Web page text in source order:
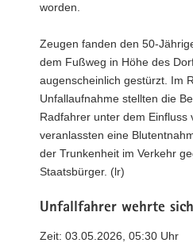
worden.
Zeugen fanden den 50-
dem Fußweg in Höhe des
augenscheinlich gestürzt. Im
Unfallaufnahme stellten die
Radfahrer unter dem Einfluss
veranlassten eine
der Trunkenheit im Verkehr
Staatsbürger. (lr)
Unfallfahrer wehrte sich
Zeit: 03.05.2026, 05:30 Uhr